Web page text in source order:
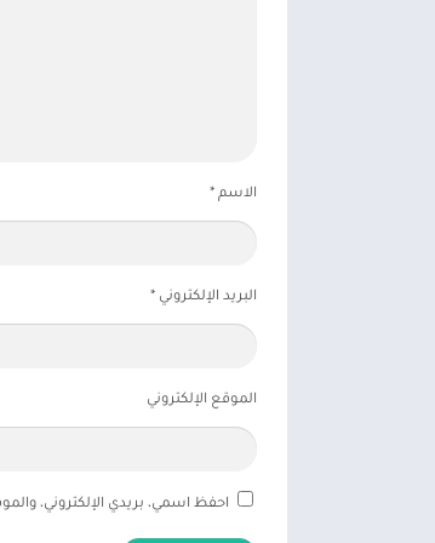
الاسم *
البريد الإلكتروني *
الموقع الإلكتروني
احفظ اسمي، بريدي الإلكتروني،